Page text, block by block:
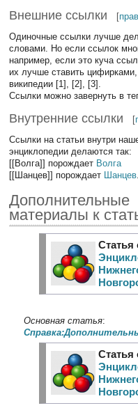
Внешние ссылки [
Одиночные ссылки лучше
словами. Но если ссылок
например, если это куча
их лучше ставить цифирками,
википедии [1], [2], [3].
Ссылки можно завернуть в
Внутренние ссылки [
Ссылки на статьи внутри
энциклопедии делаются так:
[[Волга]] порождает Волга
[[Шанцев]] порождает
Шанцев
Дополнительные
материалы к
Статья
Основная статья:
Статья